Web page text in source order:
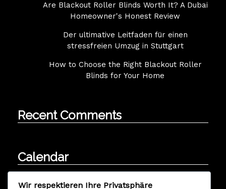
Are Blackout Roller Blinds Worth It? A Dubai
Homeowner's Honest Review
Der ultimative Leitfaden für einen
stressfreien Umzug in Stuttgart
How to Choose the Right Blackout Roller
Blinds for Your Home
Recent Comments
Calendar
Wir respektieren Ihre Privatsphäre